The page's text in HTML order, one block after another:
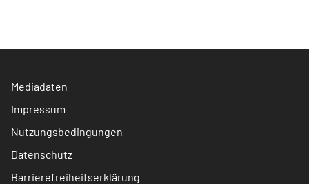
Mediadaten
Impressum
Nutzungsbedingungen
Datenschutz
Barrierefreiheitserklärung